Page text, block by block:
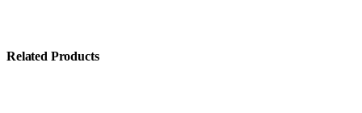
Related Products